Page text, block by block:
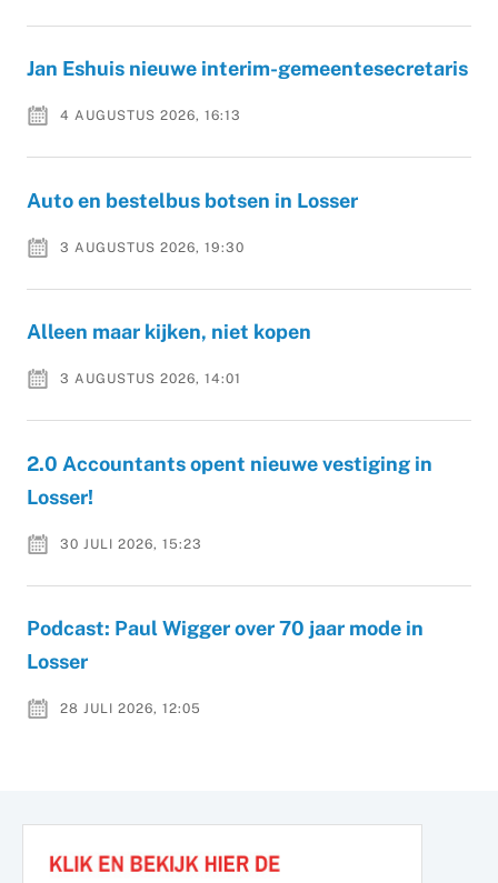
Jan Eshuis nieuwe interim-gemeentesecretaris
4 AUGUSTUS 2026, 16:13
Auto en bestelbus botsen in Losser
3 AUGUSTUS 2026, 19:30
Alleen maar kijken, niet kopen
3 AUGUSTUS 2026, 14:01
2.0 Accountants opent nieuwe vestiging in
Losser!
30 JULI 2026, 15:23
Podcast: Paul Wigger over 70 jaar mode in
Losser
28 JULI 2026, 12:05